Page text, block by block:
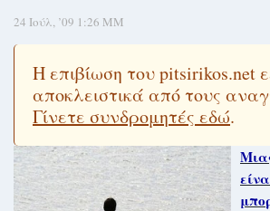
Διαφήμιση
Μόνο για συνδρομητές
Log in
24 Ιούλ, ’09 1:26 ΜΜ
Η επιβίωση του pitsirikos.net
αποκλειστικά από τους
Γίνετε συνδρομητές εδώ.